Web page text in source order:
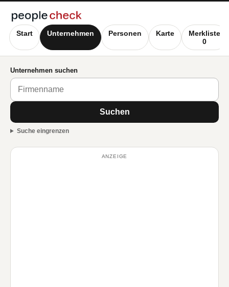
Start Unternehmen Personen Karte
Merkliste
0
Unternehmen suchen
Suchen
Suche eingrenzen
ANZEIGE